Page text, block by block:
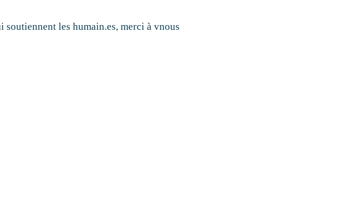
soutiennent les humain.es, merci à vnous